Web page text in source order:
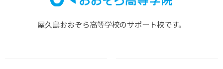
屋久島おおぞら⾼等学校のサポート校です。